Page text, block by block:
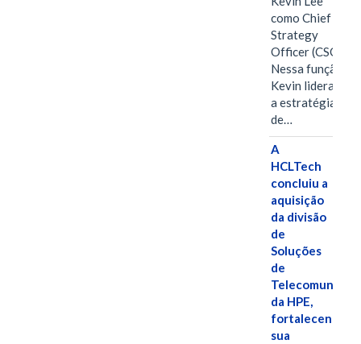
como Chief
Strategy
Officer (CSO).
Nessa função,
Kevin liderará
a estratégia
de…
A
HCLTech
concluiu a
aquisição
da divisão
de
Soluções
de
da HPE,
fortalecendo
sua